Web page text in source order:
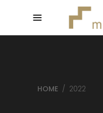
HOME / 2022